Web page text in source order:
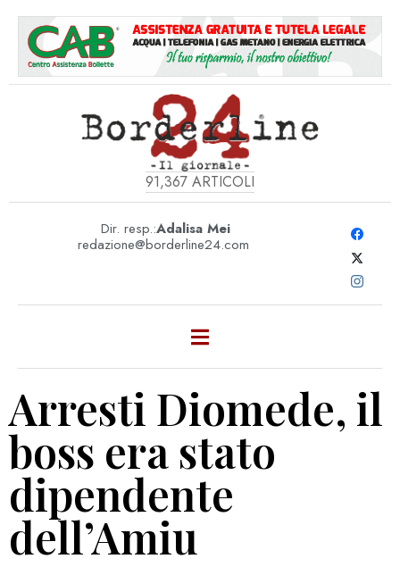
91,367 ARTICOLI
Dir. resp.:Adalisa Mei
redazione@borderline24.com
Arresti Diomede, il
boss era stato
dipendente
dell’Amiu